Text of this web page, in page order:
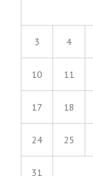
3 4
10 11
17 18
24 25
31